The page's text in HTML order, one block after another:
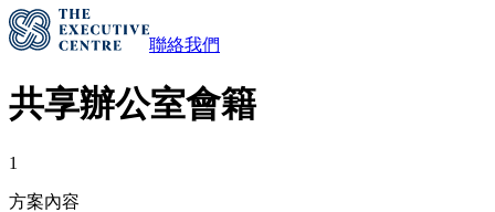
聯絡我們
共享辦公室會籍
1
方案內容